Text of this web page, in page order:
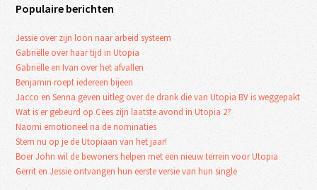
Populaire berichten
Jessie over zijn loon naar arbeid systeem
Gabriëlle over haar tijd in Utopia
Gabriëlle en Ivan over het afvallen
Benjamin roept iedereen bijeen
Jacco en Senna geven uitleg over de drank die van Utopia BV is weggepakt
Wat is er gebeurd op Cees zijn laatste avond in Utopia 2?
Naomi emotioneel na de nominaties
Stem nu op je de Utopiaan van het jaar!
Boer John wil de bewoners helpen met een nieuw terrein voor Utopia
Gerrit en Jessie ontvangen hun eerste versie van hun single